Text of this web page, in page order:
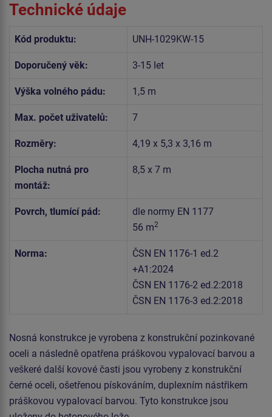
Technické údaje
Kód produktu: UNH-1029KW-15
Doporučený věk: 3-15 let
Výška volného pádu: 1,5 m
Max. počet uživatelů: 7
Rozměry: 4,19 x 5,3 x 3,16 m
Plocha nutná pro
montáž:
8,5 x 7 m
Povrch, tlumící pád:
dle normy EN 1177
56 m2
Norma:
ČSN EN 1176-1 ed.2
+A1:2024
ČSN EN 1176-2 ed.2:2018
ČSN EN 1176-3 ed.2:2018
Nosná konstrukce je vyrobena z konstrukční pozinkované
oceli a následně opatřena práškovou vypalovací barvou a
veškeré další kovové časti jsou vyrobeny z konstrukční
černé oceli, ošetřenou pískováním, duplexním nástřikem
práškovou vypalovací barvou. Tyto konstrukce jsou